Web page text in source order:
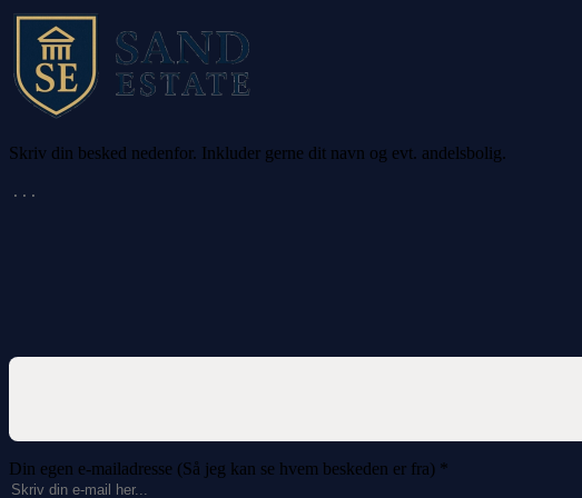
Skriv din besked nedenfor. Inkluder gerne dit navn og evt. andelsbolig.
Din egen e-mailadresse (Så jeg kan se hvem beskeden er fra) *